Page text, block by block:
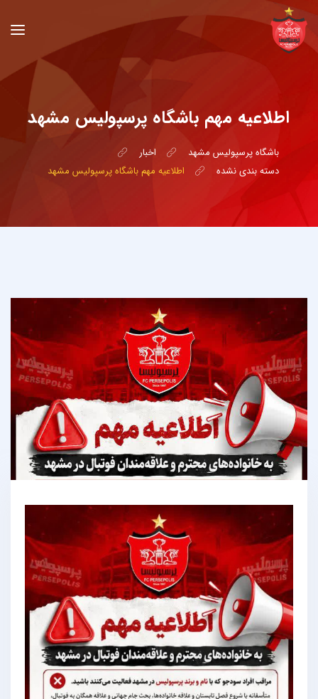
اطلاعیه مهم باشگاه پرسپولیس مشهد
باشگاه پرسپولیس مشهد
اخبار
دسته بندی نشده
اطلاعیه مهم باشگاه پرسپولیس مشهد